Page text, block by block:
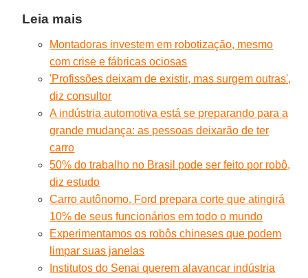
Leia mais
Montadoras investem em robotização, mesmo
com crise e fábricas ociosas
'Profissões deixam de existir, mas surgem outras',
diz consultor
A indústria automotiva está se preparando para a
grande mudança: as pessoas deixarão de ter
carro
50% do trabalho no Brasil pode ser feito por robô,
diz estudo
Carro autônomo. Ford prepara corte que atingirá
10% de seus funcionários em todo o mundo
Experimentamos os robôs chineses que podem
limpar suas janelas
Institutos do Senai querem alavancar indústria